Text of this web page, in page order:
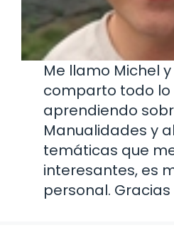
Me llamo Michel
comparto todo lo
aprendiendo
Manualidades y
temáticas que
interesantes, es
personal.